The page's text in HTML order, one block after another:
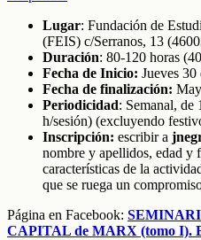
Lugar: Fundación de
(FEIS) c/Serranos, 13
Duración: 80-120 horas
Fecha de Inicio: Jueves 30
Fecha de finalización:
Periodicidad: Semanal, de
h/sesión) (excluyendo
Inscripción: escribir a
nombre y apellidos, edad y
características de la
que se ruega un
Página en Facebook:
CAPITAL de MARX (tomo I).